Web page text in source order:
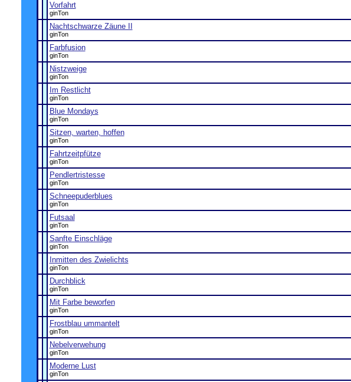
Vorfahrt
ginTon
Nachtschwarze Zäune II
ginTon
Farbfusion
ginTon
Nistzweige
ginTon
Im Restlicht
ginTon
Blue Mondays
ginTon
Sitzen, warten, hoffen
ginTon
Fahrtzeitpfütze
ginTon
Pendlertristesse
ginTon
Schneepuderblues
ginTon
Futsaal
ginTon
Sanfte Einschläge
ginTon
Inmitten des Zwielichts
ginTon
Durchblick
ginTon
Mit Farbe beworfen
ginTon
Frostblau ummantelt
ginTon
Nebelverwehung
ginTon
Moderne Lust
ginTon